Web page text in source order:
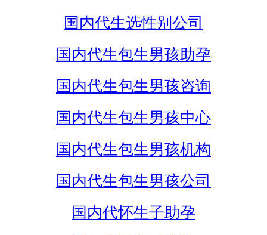
国内代生选性别公司
国内代生包生男孩助孕
国内代生包生男孩咨询
国内代生包生男孩中心
国内代生包生男孩机构
国内代生包生男孩公司
国内代怀生子助孕